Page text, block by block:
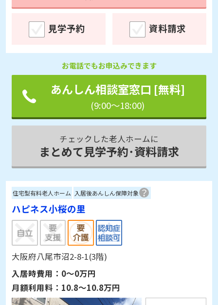
お電話でもお申込みできます
あんしん相談室窓口 [無料]
チェックした老人ホームに
まとめて見学予約･資料請求
住宅型有料老人ホーム 入居後あんしん保障対象
ハピネス小桜の里
大阪府八尾市沼2-8-1(3階)
入居時費用：0～0万円
月額利用料：10.8～10.8万円